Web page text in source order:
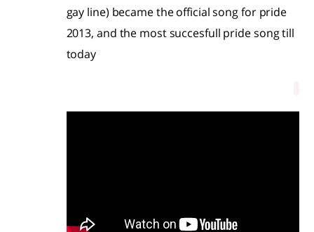
gay line) became the official song for pride
2013, and the most succesfull pride song till
today